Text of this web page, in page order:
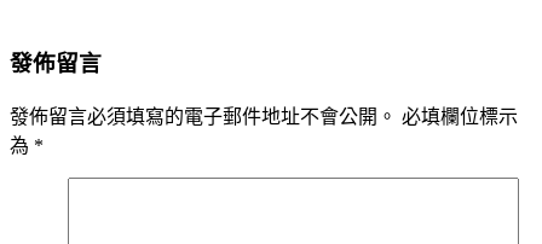
發佈留言
發佈留言必須填寫的電子郵件地址不會公開。 必填欄位標示
為 *